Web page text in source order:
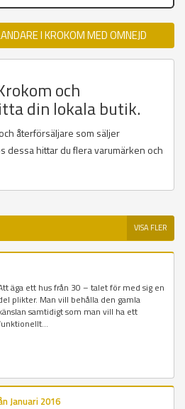
I KROKOM MED OMNEJD
och
din lokala butik.
återförsäljare som säljer
dessa hittar du flera varumärken och
VISA FLER
äga ett hus från 30 – talet för med sig en
plikter. Man vill behålla den gamla
samtidigt som man vill ha ett
Januari 2016